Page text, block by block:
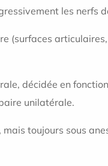
les nerfs
(surfaces
décidée en
unilatérale.
toujours sous